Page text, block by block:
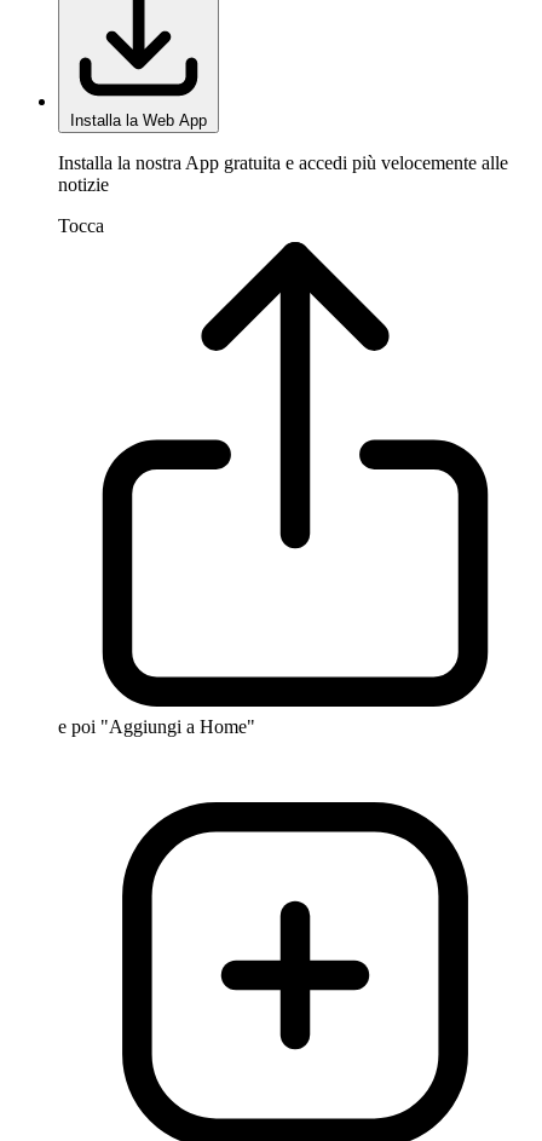
Installa la Web App
Installa la nostra App gratuita e accedi più velocemente alle
notizie
Tocca
e poi "Aggiungi a Home"